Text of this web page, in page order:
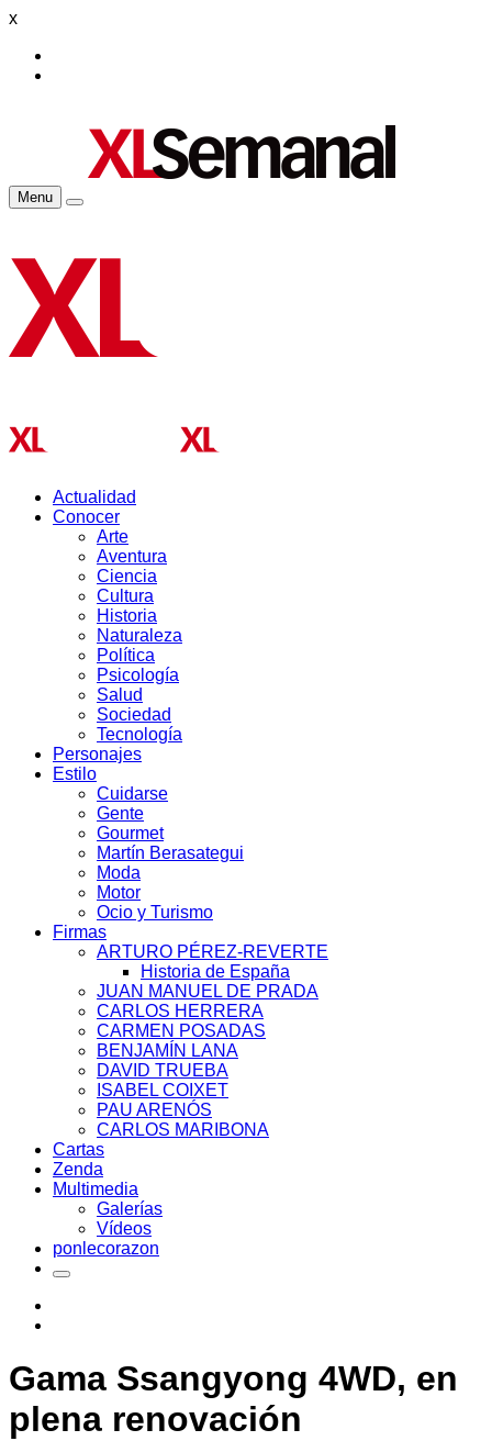
x
Menu
Actualidad
Conocer
Arte
Aventura
Ciencia
Cultura
Historia
Naturaleza
Política
Psicología
Salud
Sociedad
Tecnología
Personajes
Estilo
Cuidarse
Gente
Gourmet
Martín Berasategui
Moda
Motor
Ocio y Turismo
Firmas
ARTURO PÉREZ-REVERTE
Historia de España
JUAN MANUEL DE PRADA
CARLOS HERRERA
CARMEN POSADAS
BENJAMÍN LANA
DAVID TRUEBA
ISABEL COIXET
PAU ARENÓS
CARLOS MARIBONA
Cartas
Zenda
Multimedia
Galerías
Vídeos
ponlecorazon
Gama Ssangyong 4WD, en
plena renovación